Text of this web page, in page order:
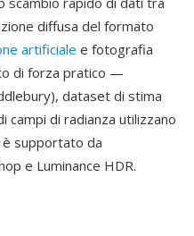
diffusa del formato
artificiale e fotografia
di forza pratico —
dataset di stima
campi di radianza utilizzano
supportato da
e Luminance HDR.